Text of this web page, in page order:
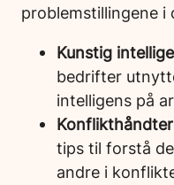
problemstillingene i
Kunstig
bedrifter
intelligens på
tips til forstå
andre i